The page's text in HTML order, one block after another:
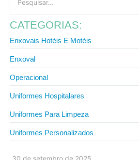
30 de setembro de 2025
CATEGORIAS:
Enxovais Hotéis E Motéis
Enxoval
Operacional
Uniformes Hospitalares
Uniformes Para Limpeza
Uniformes Personalizados